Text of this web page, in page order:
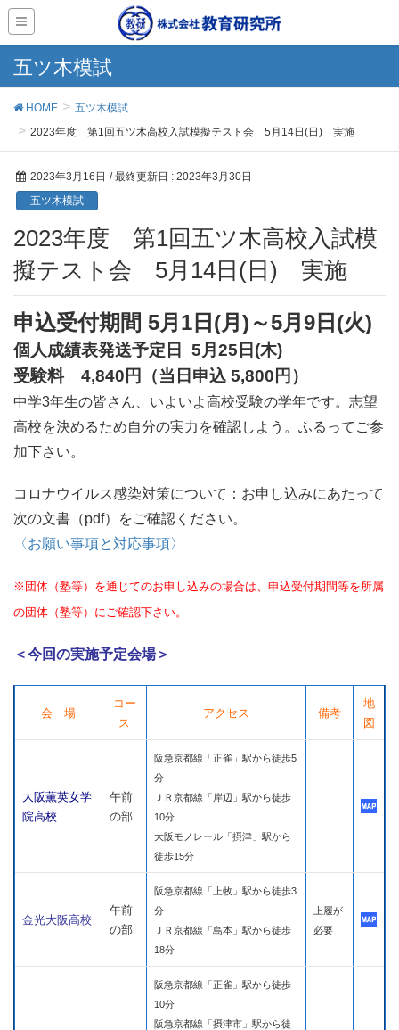
五ツ木模試
HOME
五ツ木模試
2023年度 第1回五ツ木高校入試模擬テスト会 5月14日(日) 実施
2023年3月16日 / 最終更新日 : 2023年3月30日
五ツ木模試
2023年度 第1回五ツ木高校入試模
擬テスト会 5月14日(日) 実施
申込受付期間 5月1日(月)～5月9日(火)
個人成績表発送予定日 5月25日(木)
受験料 4,840円（当日申込 5,800円）
中学3年生の皆さん、いよいよ高校受験の学年です。志望
高校を決めるため自分の実力を確認しよう。ふるってご参
加下さい。
コロナウイルス感染対策について：お申し込みにあたって
次の文書（pdf）をご確認ください。
〈お願い事項と対応事項〉
※団体（塾等）を通じてのお申し込みの場合は、申込受付期間等を所属
の団体（塾等）にご確認下さい。
＜今回の実施予定会場＞
会 場
コー
ス
アクセス 備考
地
図
大阪薫英女学
院高校
午前
の部
阪急京都線「正雀」駅から徒歩5
分
ＪＲ京都線「岸辺」駅から徒歩
10分
大阪モノレール「摂津」駅から
徒歩15分
金光大阪高校
午前
の部
阪急京都線「上牧」駅から徒歩3
分
ＪＲ京都線「島本」駅から徒歩
18分
上履が
必要
阪急京都線「正雀」駅から徒歩
10分
阪急京都線「摂津市」駅から徒